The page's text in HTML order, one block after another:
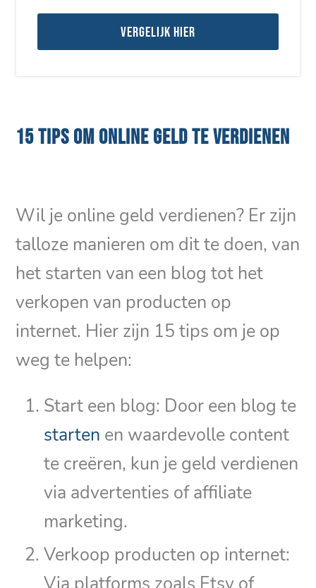
Vergelijk hier
15 TIPS OM ONLINE GELD TE VERDIENEN
Wil je online geld verdienen? Er zijn
talloze manieren om dit te doen, van
het starten van een blog tot het
verkopen van producten op
internet. Hier zijn 15 tips om je op
weg te helpen:
Start een blog: Door een blog te
starten en waardevolle content
te creëren, kun je geld verdienen
via advertenties of affiliate
marketing.
Verkoop producten op internet: